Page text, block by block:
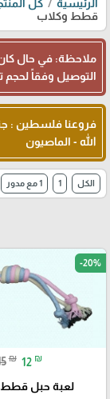
الرئيسية كل
قطط وكلاب
ملاحظة: في حال كان
التوصيل وفقاً لحجم
فروعنا فلسطين :
الله - الماصيون
الكل 1 1 مع مدور
-20%
₪ 12 ₪
لعبة حبل قطط